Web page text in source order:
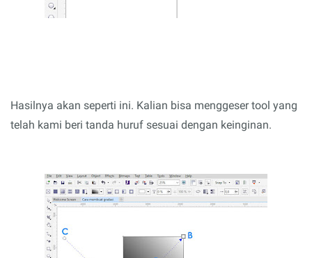
Hasilnya akan seperti ini. Kalian bisa menggeser tool yang
telah kami beri tanda huruf sesuai dengan keinginan.